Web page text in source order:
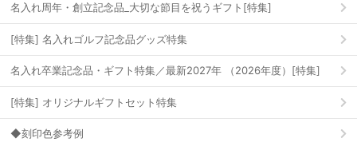
名入れ周年・創立記念品_大切な節目を祝うギフト[特集]
[特集] 名入れゴルフ記念品グッズ特集
名入れ卒業記念品・ギフト特集／最新2027年 （2026年度）[特集]
[特集] オリジナルギフトセット特集
◆刻印色参考例